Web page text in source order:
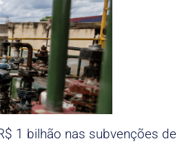
1 bilhão nas subvenções de